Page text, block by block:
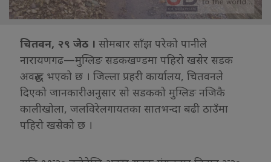
चितवन, २९ जेठ । सोमबार साँझ परेको पानीले
नारायणगढ—मुग्लिङ सडकखण्डमा पहिरो खसेर सडक
अवरुद्ध भएको छ । जिल्ला प्रहरी कार्यालय, चितवनले
दिएको जानकारीअनुसार सो सडकको मुग्लिङ नजिकै
कालीखोला, जलविरेलगायतका सातभन्दा बढी ठाउँमा
पहिरो खसेको छ ।